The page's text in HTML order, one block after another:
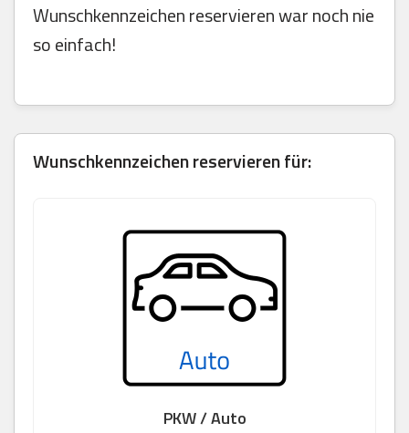
Wunschkennzeichen reservieren war noch nie
so einfach!
Wunschkennzeichen reservieren für:
PKW / Auto